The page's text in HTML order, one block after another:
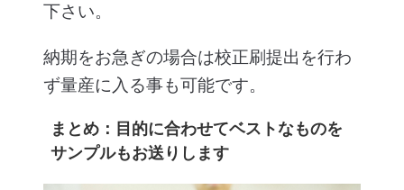
下さい。
納期をお急ぎの場合は校正刷提出を行わ
ず量産に入る事も可能です。
まとめ：目的に合わせてベストなものを
サンプルもお送りします